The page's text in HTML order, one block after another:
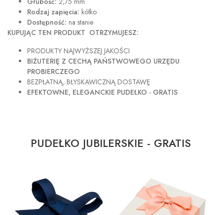
Rodzaj zapięcia: kółko
Dostępność: na stanie
KUPUJĄC TEN PRODUKT OTRZYMUJESZ:
PRODUKTY NAJWYŻSZEJ JAKOŚCI
BIŻUTERIĘ Z CECHĄ PAŃSTWOWEGO URZĘDU
PROBIERCZEGO
BEZPŁATNĄ, BŁYSKAWICZNĄ DOSTAWĘ
EFEKTOWNE, ELEGANCKIE PUDEŁKO - GRATIS
PUDEŁKO JUBILERSKIE - GRATIS